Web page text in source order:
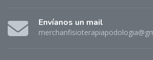
Envíanos un mail